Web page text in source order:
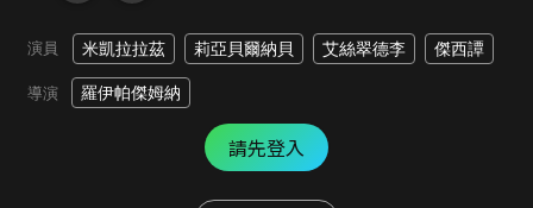
演員 米凱拉拉茲 莉亞貝爾納貝 艾絲翠德李 傑西譚
導演 羅伊帕傑姆納
請先登入